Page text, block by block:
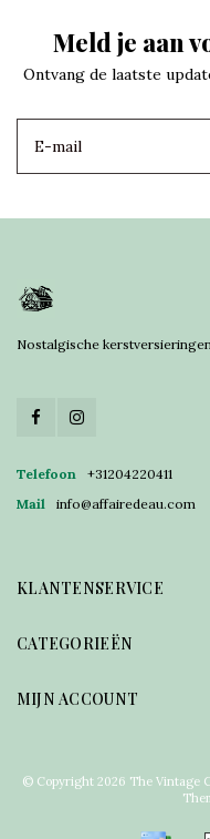
Meld je aan
Ontvang de laatste
Nostalgische
Telefoon
+31204220411
Mail
info@affairedeau.com
KLANTENSERVICE
CATEGORIEËN
MIJN ACCOUNT
© Copyright 2026 The Vintage